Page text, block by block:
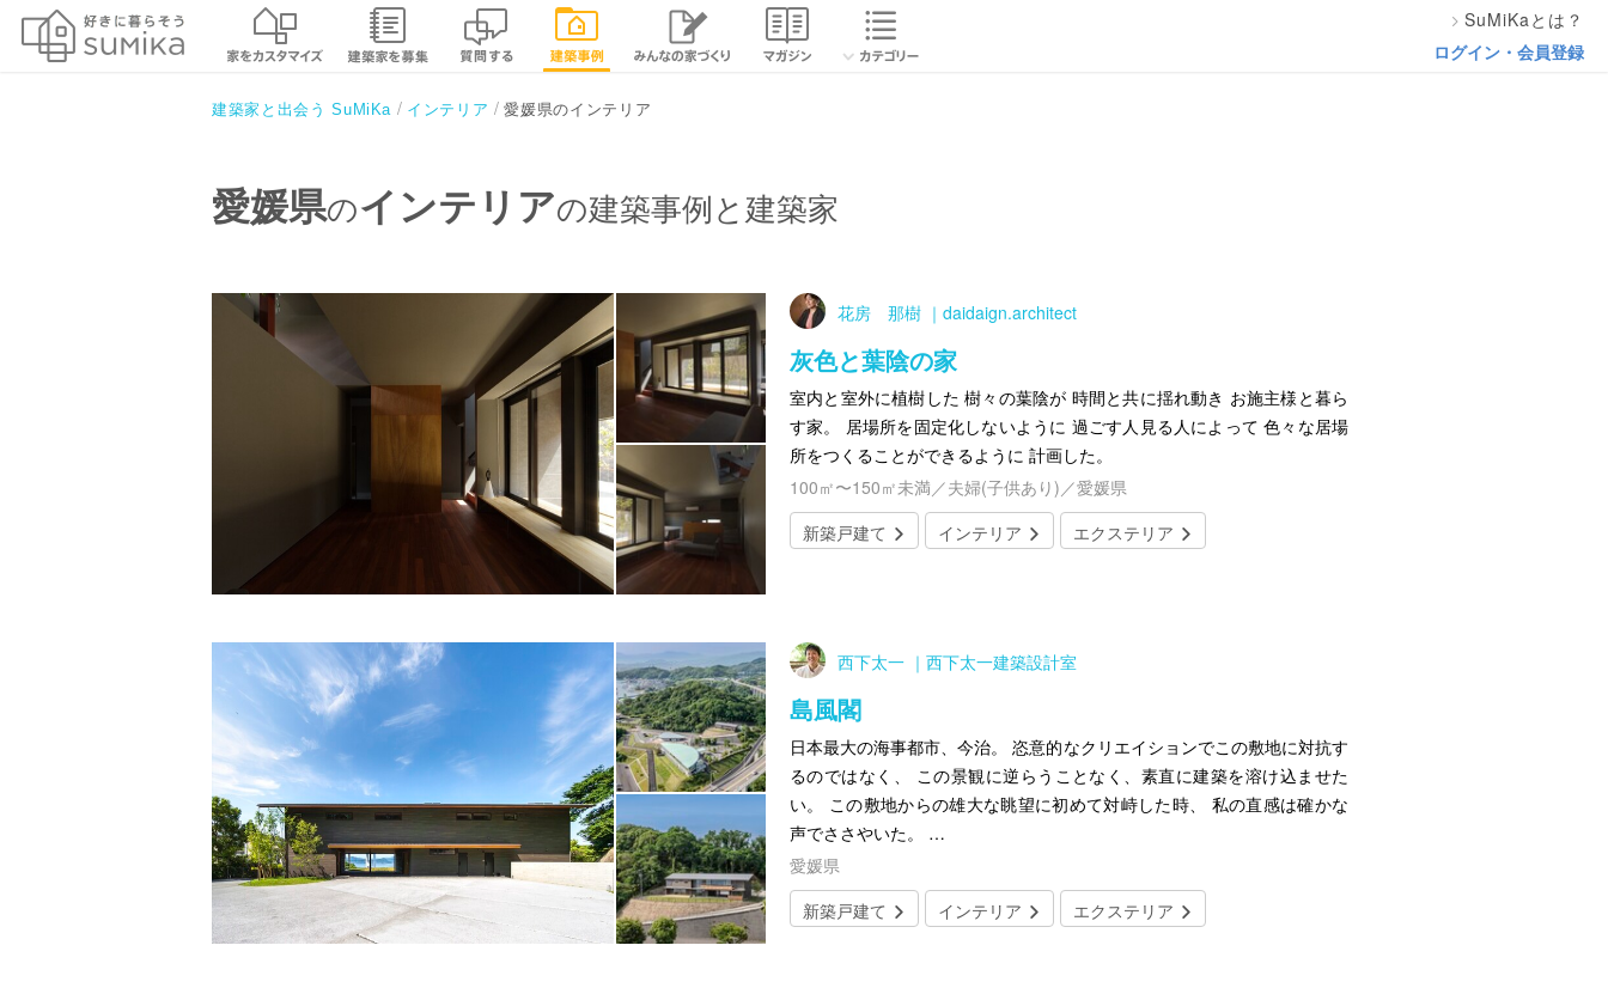
SuMiKaとは？
ログイン・会員登録
建築家と出会う SuMiKa インテリア 愛媛県のインテリア
愛媛県のインテリアの建築事例と建築家
花房 那樹 ｜daidaign.architect
灰色と葉陰の家
室内と室外に植樹した 樹々の葉陰が 時間と共に揺れ動き お施主様と暮ら
す家。 居場所を固定化しないように 過ごす人見る人によって 色々な居場
所をつくることができるように 計画した。
100㎡〜150㎡未満／夫婦(子供あり)／愛媛県
新築戸建て
インテリア エクステリア
西下太一 ｜西下太一建築設計室
島風閣
日本最大の海事都市、今治。 恣意的なクリエイションでこの敷地に対抗す
るのではなく、 この景観に逆らうことなく、素直に建築を溶け込ませた
い。 この敷地からの雄大な眺望に初めて対峙した時、 私の直感は確かな
声でささやいた。 …
愛媛県
新築戸建て
インテリア エクステリア